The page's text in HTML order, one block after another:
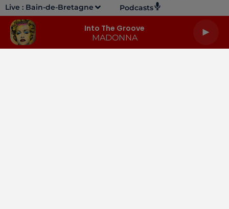
Live : Bain-de-Bretagne Podcasts
Into The Groove
MADONNA